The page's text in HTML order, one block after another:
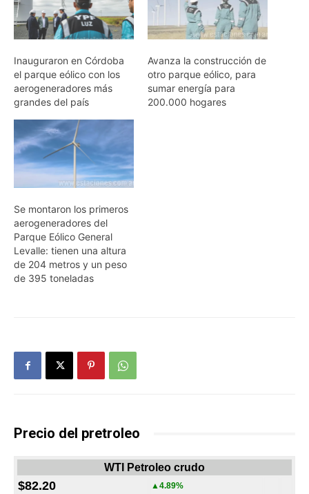
Inauguraron en Córdoba
el parque eólico con los
aerogeneradores más
grandes del país
Avanza la construcción de
otro parque eólico, para
sumar energía para
200.000 hogares
Se montaron los primeros
aerogeneradores del
Parque Eólico General
Levalle: tienen una altura
de 204 metros y un peso
de 395 toneladas
Precio del pretroleo
WTI Petroleo crudo
$82.20 ▲4.89%